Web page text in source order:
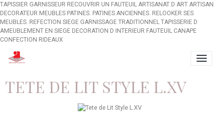
TAPISSIER GARNISSEUR RECOUVRIR UN FAUTEUIL ARTISANAT D ART ARTISAN
DECORATEUR MEUBLES PATINES. PATINES ANCIENNES. RELOOKER SES
MEUBLES. REFECTION SIEGE GARNISSAGE TRADITIONNEL TAPISSERIE D
AMEUBLEMENT EN SIEGE DECORATION D INTERIEUR FAUTEUIL CANAPE
CONFECTION RIDEAUX
TETE DE LIT STYLE L.XV